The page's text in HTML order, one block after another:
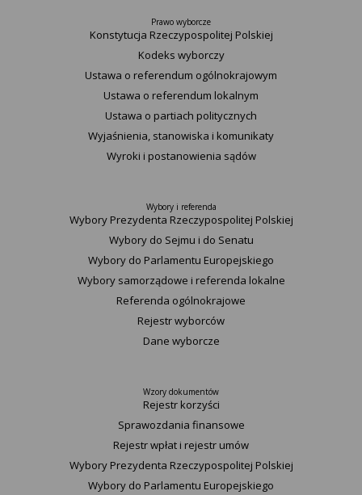
Prawo wyborcze
Konstytucja Rzeczypospolitej Polskiej​
Kodeks wyborczy
Ustawa o referendum ogólnokrajowym
Ustawa o referendum lokalnym
Ustawa o partiach politycznych
Wyjaśnienia, stanowiska i komunikaty
Wyroki i postanowienia sądów
Wybory i referenda
Wybory Prezydenta Rzeczypospolitej Polskiej
Wybory do Sejmu i do Senatu
Wybory do Parlamentu Europejskiego
Wybory samorządowe i referenda lokalne
Referenda ogólnokrajowe
Rejestr wyborców
Dane wyborcze
Wzory dokumentów
Rejestr korzyści
Sprawozdania finansowe
Rejestr wpłat i rejestr umów
Wybory Prezydenta Rzeczypospolitej Polskiej
Wybory do Parlamentu Europejskiego